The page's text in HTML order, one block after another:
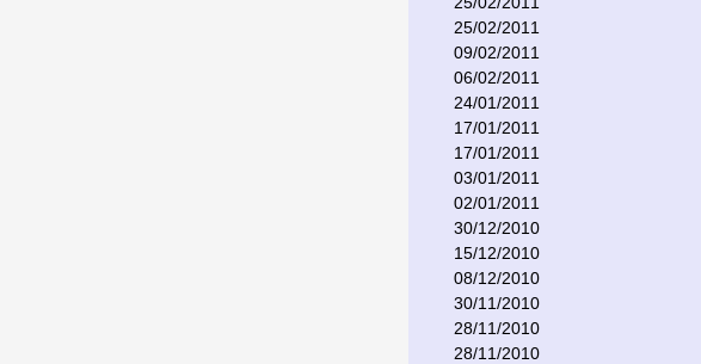
25/02/2011
09/02/2011
06/02/2011
24/01/2011
17/01/2011
17/01/2011
03/01/2011
02/01/2011
30/12/2010
15/12/2010
08/12/2010
30/11/2010
28/11/2010
28/11/2010